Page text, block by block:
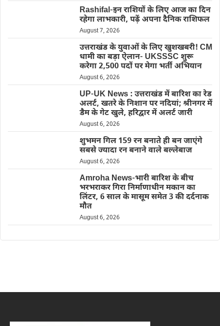
Rashifal-इन राशियों के लिए आज का दिन
रहेगा लाभकारी, पढ़ें अपना दैनिक राशिफल
August 7, 2026
उत्तराखंड के युवाओं के लिए खुशखबरी! CM
धामी का बड़ा ऐलान- UKSSSC शुरू
करेगा 2,500 पदों पर मेगा भर्ती अभियान
August 6, 2026
UP-UK News : उत्तराखंड में बारिश का रेड
अलर्ट, खतरे के निशान पर नदियां; श्रीनगर में
डैम के गेट खुले, हरिद्वार में अलर्ट जारी
August 6, 2026
शुभमन गिल 159 रन बनाते ही बन जाएंगे
सबसे ज्यादा रन बनाने वाले बल्लेबाज
August 6, 2026
Amroha News-भारी बारिश के बीच
भरभराकर गिरा निर्माणाधीन मकान का
लिंटर, 6 साल के मासूम समेत 3 की दर्दनाक
मौत
August 6, 2026